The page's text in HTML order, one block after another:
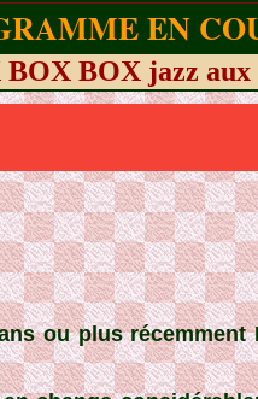
EN
BOX jazz
ou plus